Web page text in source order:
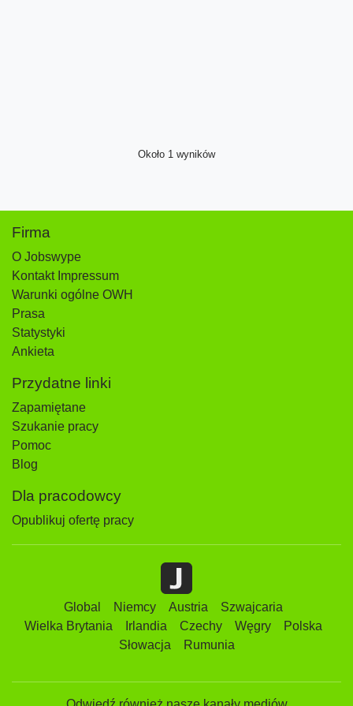
Około 1 wyników
Firma
O Jobswype
Kontakt Impressum
Warunki ogólne OWH
Prasa
Statystyki
Ankieta
Przydatne linki
Zapamiętane
Szukanie pracy
Pomoc
Blog
Dla pracodowcy
Opublikuj ofertę pracy
Global Niemcy Austria
Szwajcaria
Wielka Brytania
Irlandia Czechy Węgry
Polska
Słowacja
Rumunia